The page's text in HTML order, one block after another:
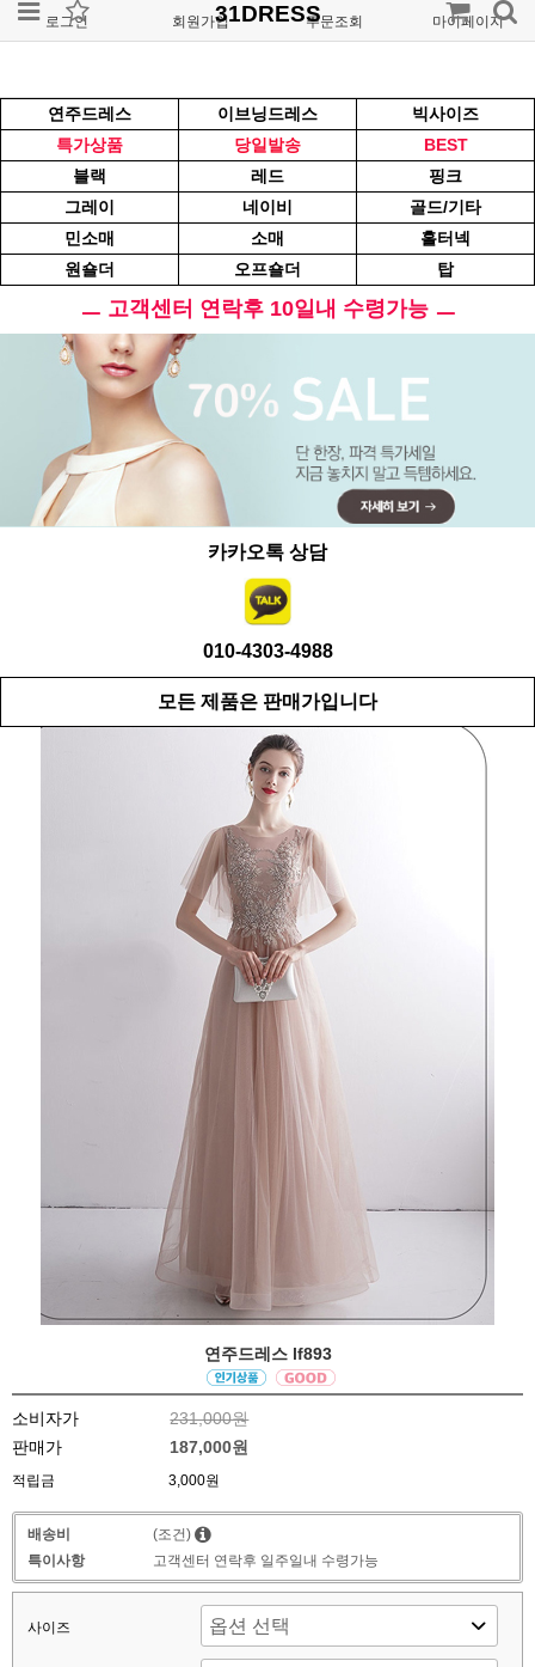
로그인 회원가입 주문조회 마이페이지
31DRESS
연주드레스 이브닝드레스
빅사이즈
특가상품
당일발송
BEST
블랙
레드
핑크
그레이
네이비
골드/기타
민소매
소매
홀터넥
원숄더
오프숄더 탑
ㅡ 고객센터 연락후 10일내 수령가능 ㅡ
카카오톡 상담
010-4303-4988
모든 제품은 판매가입니다
연주드레스 lf893
소비자가
231,000원
판매가
187,000원
적립금 3,000원
배송비
(조건)
특이사항
고객센터 연락후 일주일내 수령가능
사이즈